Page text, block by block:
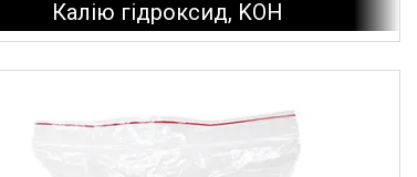
Калію гідроксид, KOH